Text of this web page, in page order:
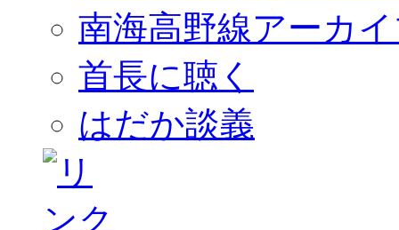
南海高野線アーカ
首長に聴く
はだか談義